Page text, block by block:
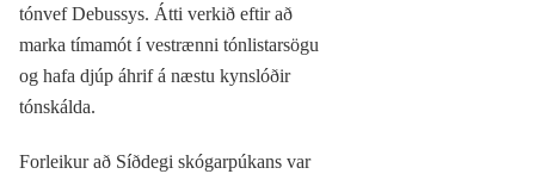
tónvef Debussys. Átti verkið eftir að
marka tímamót í vestrænni tónlistarsögu
og hafa djúp áhrif á næstu kynslóðir
tónskálda.
Forleikur að Síðdegi skógarpúkans var